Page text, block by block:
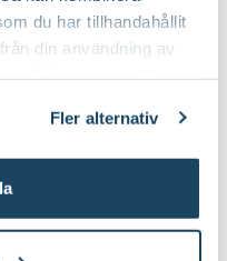
du har tillhandahållit
din användning av
Fler alternativ
butik
I lager
Till Produkten
3 för 249:-